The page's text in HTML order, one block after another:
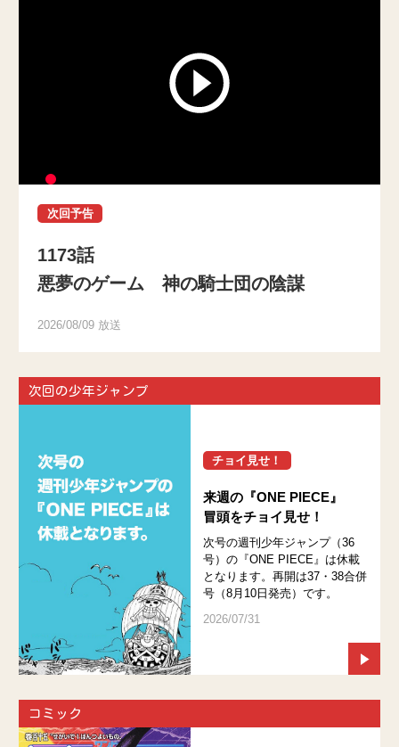
次回予告
1173話
悪夢のゲーム 神の騎士団の陰謀
2026/08/09 放送
次回の少年ジャンプ
チョイ見せ！
来週の『ONE PIECE』
冒頭をチョイ見せ！
次号の週刊少年ジャンプ（36
号）の『ONE PIECE』は休載
となります。再開は37・38合併
号（8月10日発売）です。
2026/07/31
コミック